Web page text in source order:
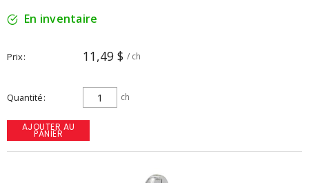
En inventaire
Prix 11,49 $ / ch
Quantité ch
AJOUTER AU
PANIER